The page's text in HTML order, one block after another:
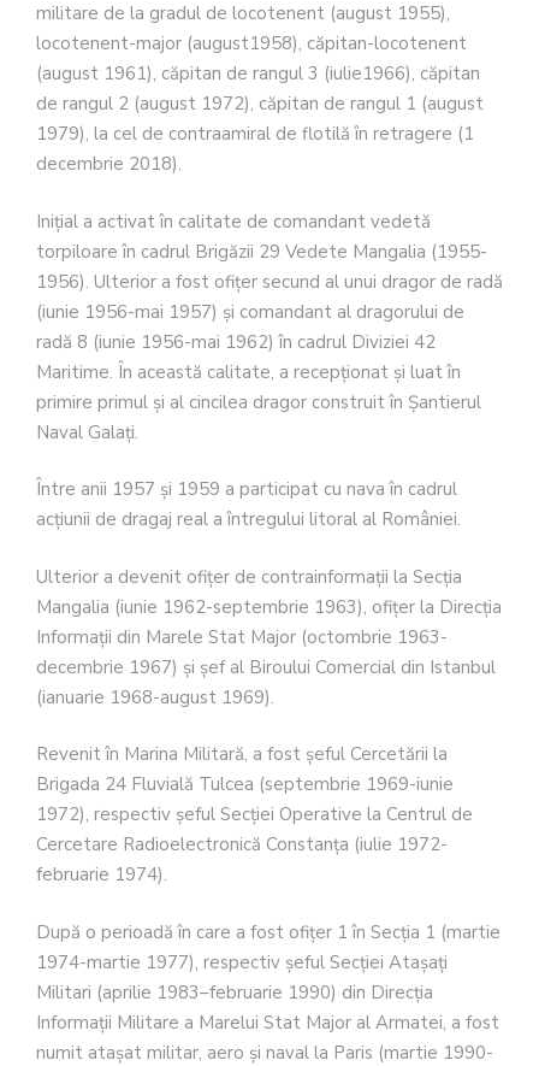
militare de la gradul de locotenent (august 1955),
locotenent-major (august1958), căpitan-locotenent
(august 1961), căpitan de rangul 3 (iulie1966), căpitan
de rangul 2 (august 1972), căpitan de rangul 1 (august
1979), la cel de contraamiral de flotilă în retragere (1
decembrie 2018).
Iniţial a activat în calitate de comandant vedetă
torpiloare în cadrul Brigăzii 29 Vedete Mangalia (1955-
1956). Ulterior a fost ofiţer secund al unui dragor de radă
(iunie 1956-mai 1957) şi comandant al dragorului de
radă 8 (iunie 1956-mai 1962) în cadrul Diviziei 42
Maritime. În această calitate, a recepţionat şi luat în
primire primul şi al cincilea dragor construit în Şantierul
Naval Galaţi.
Între anii 1957 şi 1959 a participat cu nava în cadrul
acţiunii de dragaj real a întregului litoral al României.
Ulterior a devenit ofiţer de contrainformaţii la Secţia
Mangalia (iunie 1962-septembrie 1963), ofiţer la Direcţia
Informaţii din Marele Stat Major (octombrie 1963-
decembrie 1967) şi şef al Biroului Comercial din Istanbul
(ianuarie 1968-august 1969).
Revenit în Marina Militară, a fost şeful Cercetării la
Brigada 24 Fluvială Tulcea (septembrie 1969-iunie
1972), respectiv şeful Secţiei Operative la Centrul de
Cercetare Radioelectronică Constanţa (iulie 1972-
februarie 1974).
După o perioadă în care a fost ofiţer 1 în Secţia 1 (martie
1974-martie 1977), respectiv şeful Secţiei Ataşaţi
Militari (aprilie 1983–februarie 1990) din Direcţia
Informaţii Militare a Marelui Stat Major al Armatei, a fost
numit ataşat militar, aero şi naval la Paris (martie 1990-